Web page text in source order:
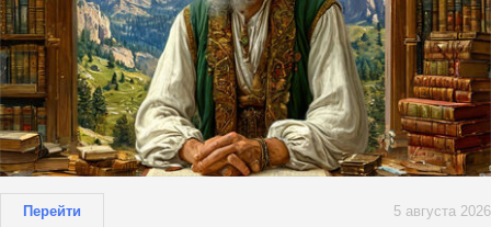
Перейти 5 августа 2026